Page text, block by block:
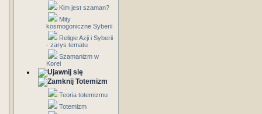
Kim jest szaman?
Mity
kosmogoniczne Syberii
Religie Azji i Syberii
- zarys tematu
Szamanizm w
Korei
Totemizm
Teoria totemizmu
Totemizm